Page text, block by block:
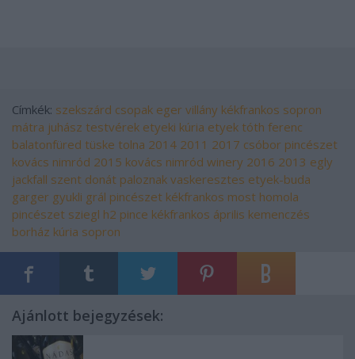
Címkék: szekszárd csopak eger villány kékfrankos sopron
mátra juhász testvérek etyeki kúria etyek tóth ferenc
balatonfüred tüske tolna 2014 2011 2017 csóbor pincészet
kovács nimród 2015 kovács nimród winery 2016 2013 egly
jackfall szent donát paloznak vaskeresztes etyek-buda
garger gyukli grál pincészet kékfrankos most homola
pincészet sziegl h2 pince kékfrankos április kemenczés
borház kúria sopron
Ajánlott bejegyzések: